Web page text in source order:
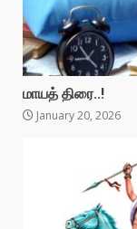
மாயத் திரை..!
January 20, 2026